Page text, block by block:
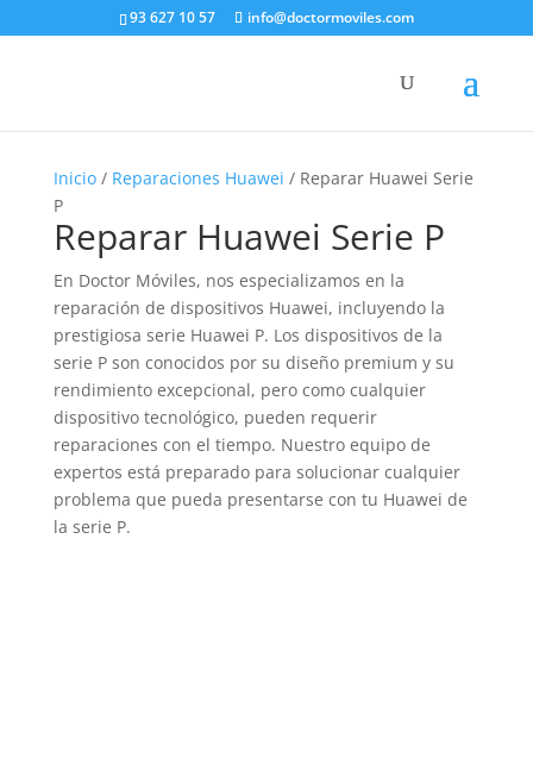
93 627 10 57 info@doctormoviles.com
Inicio/ Reparaciones Huawei / Reparar Huawei Serie
P
Reparar Huawei Serie P
En Doctor Móviles, nos especializamos en la
reparación de dispositivos Huawei, incluyendo la
prestigiosa serie Huawei P. Los dispositivos de la
serie P son conocidos por su diseño premium y su
rendimiento excepcional, pero como cualquier
dispositivo tecnológico, pueden requerir
reparaciones con el tiempo. Nuestro equipo de
expertos está preparado para solucionar cualquier
problema que pueda presentarse con tu Huawei de
la serie P.